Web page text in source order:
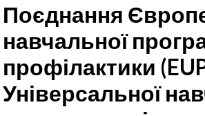
Поєднання
навчальної
профілактики
Універсальної